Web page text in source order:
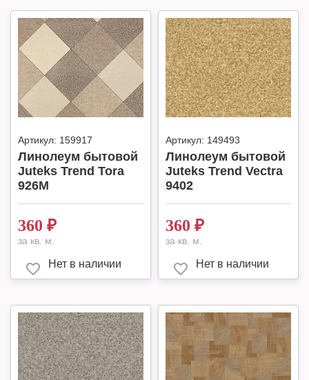
Артикул: 159917
Линолеум бытовой
Juteks Trend Tora
926M
360 ₽
за кв. м.
Нет в наличии
Артикул: 149493
Линолеум бытовой
Juteks Trend Vectra
9402
360 ₽
за кв. м.
Нет в наличии